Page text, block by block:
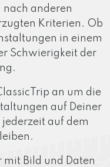
nach anderen
Kriterien. Ob
in einem
Schwierigkeit der
an um die
auf Deiner
auf dem
mit Bild und Daten